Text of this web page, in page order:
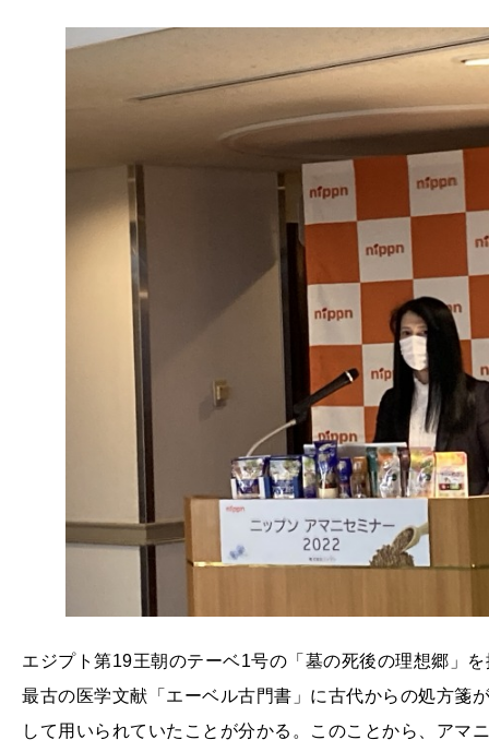
エジプト第19王朝のテーベ1号の「墓の死後の理想郷」
最古の医学文献「エーベル古門書」に古代からの処方箋
して用いられていたことが分かる。このことから、アマ